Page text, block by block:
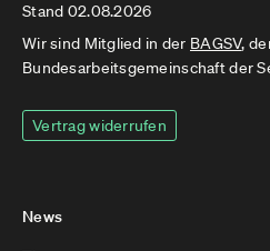
Stand 02.08.2026
Wir sind Mitglied in der BAGSV,
Bundesarbeitsgemeinschaft der
Vertrag widerrufen
News